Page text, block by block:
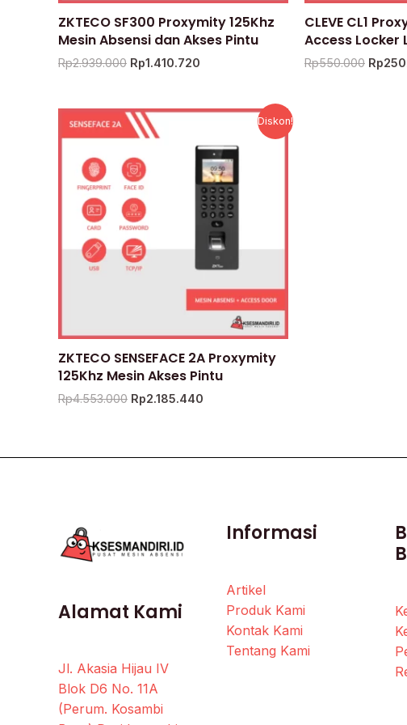
ZKTECO SF300 Proxymity 125Khz
Mesin Absensi dan Akses Pintu
Rp2.939.000 Rp1.410.720
CLEVE CL1
Access Locker
Rp550.000 Rp
Diskon!
ZKTECO SENSEFACE 2A Proxymity
125Khz Mesin Akses Pintu
Rp4.553.000
Harga
aslinya
adalah:
Rp4.553.000.
Rp2.185.440
Harga
ini
adalah:
Rp2.185.440.
Alamat Kami
Jl. Akasia Hijau IV
Blok D6 No. 11A
(Perum. Kosambi
Informasi
Artikel
Produk Kami
Kontak Kami
Tentang Kami